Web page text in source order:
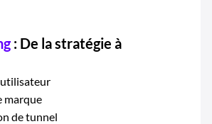
: De la stratégie à
marque
de tunnel